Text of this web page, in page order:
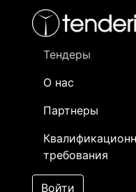
Тендеры
О нас
Партнеры
требования
Войти
- активный лот
- сохраненный лот (не
Закупка: Сварочный
аппарат
[Завершен]
Победитель выбран
Лот №:924